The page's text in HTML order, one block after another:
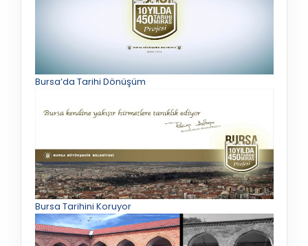
Bursa’da Tarihi Dönüşüm
Bursa Tarihini Koruyor